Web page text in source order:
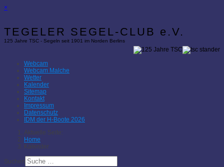
×
TEGELER SEGEL-CLUB e.V.
125 Jahre TSC - Segeln seit 1901 im Norden Berlins
Webcam
Webcam Malche
Wetter
Kalender
Sitemap
Kontakt
Impressum
Datenschutz
IDM der H-Boote 2026
Aktuelle Seite:
Home
Kalender
Suchen